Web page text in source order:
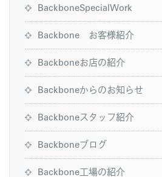
BackboneSpecialWork
Backbone お客様紹介
Backboneお店の紹介
Backboneからのお知らせ
Backboneスタッフ紹介
Backboneブログ
Backbone工場の紹介